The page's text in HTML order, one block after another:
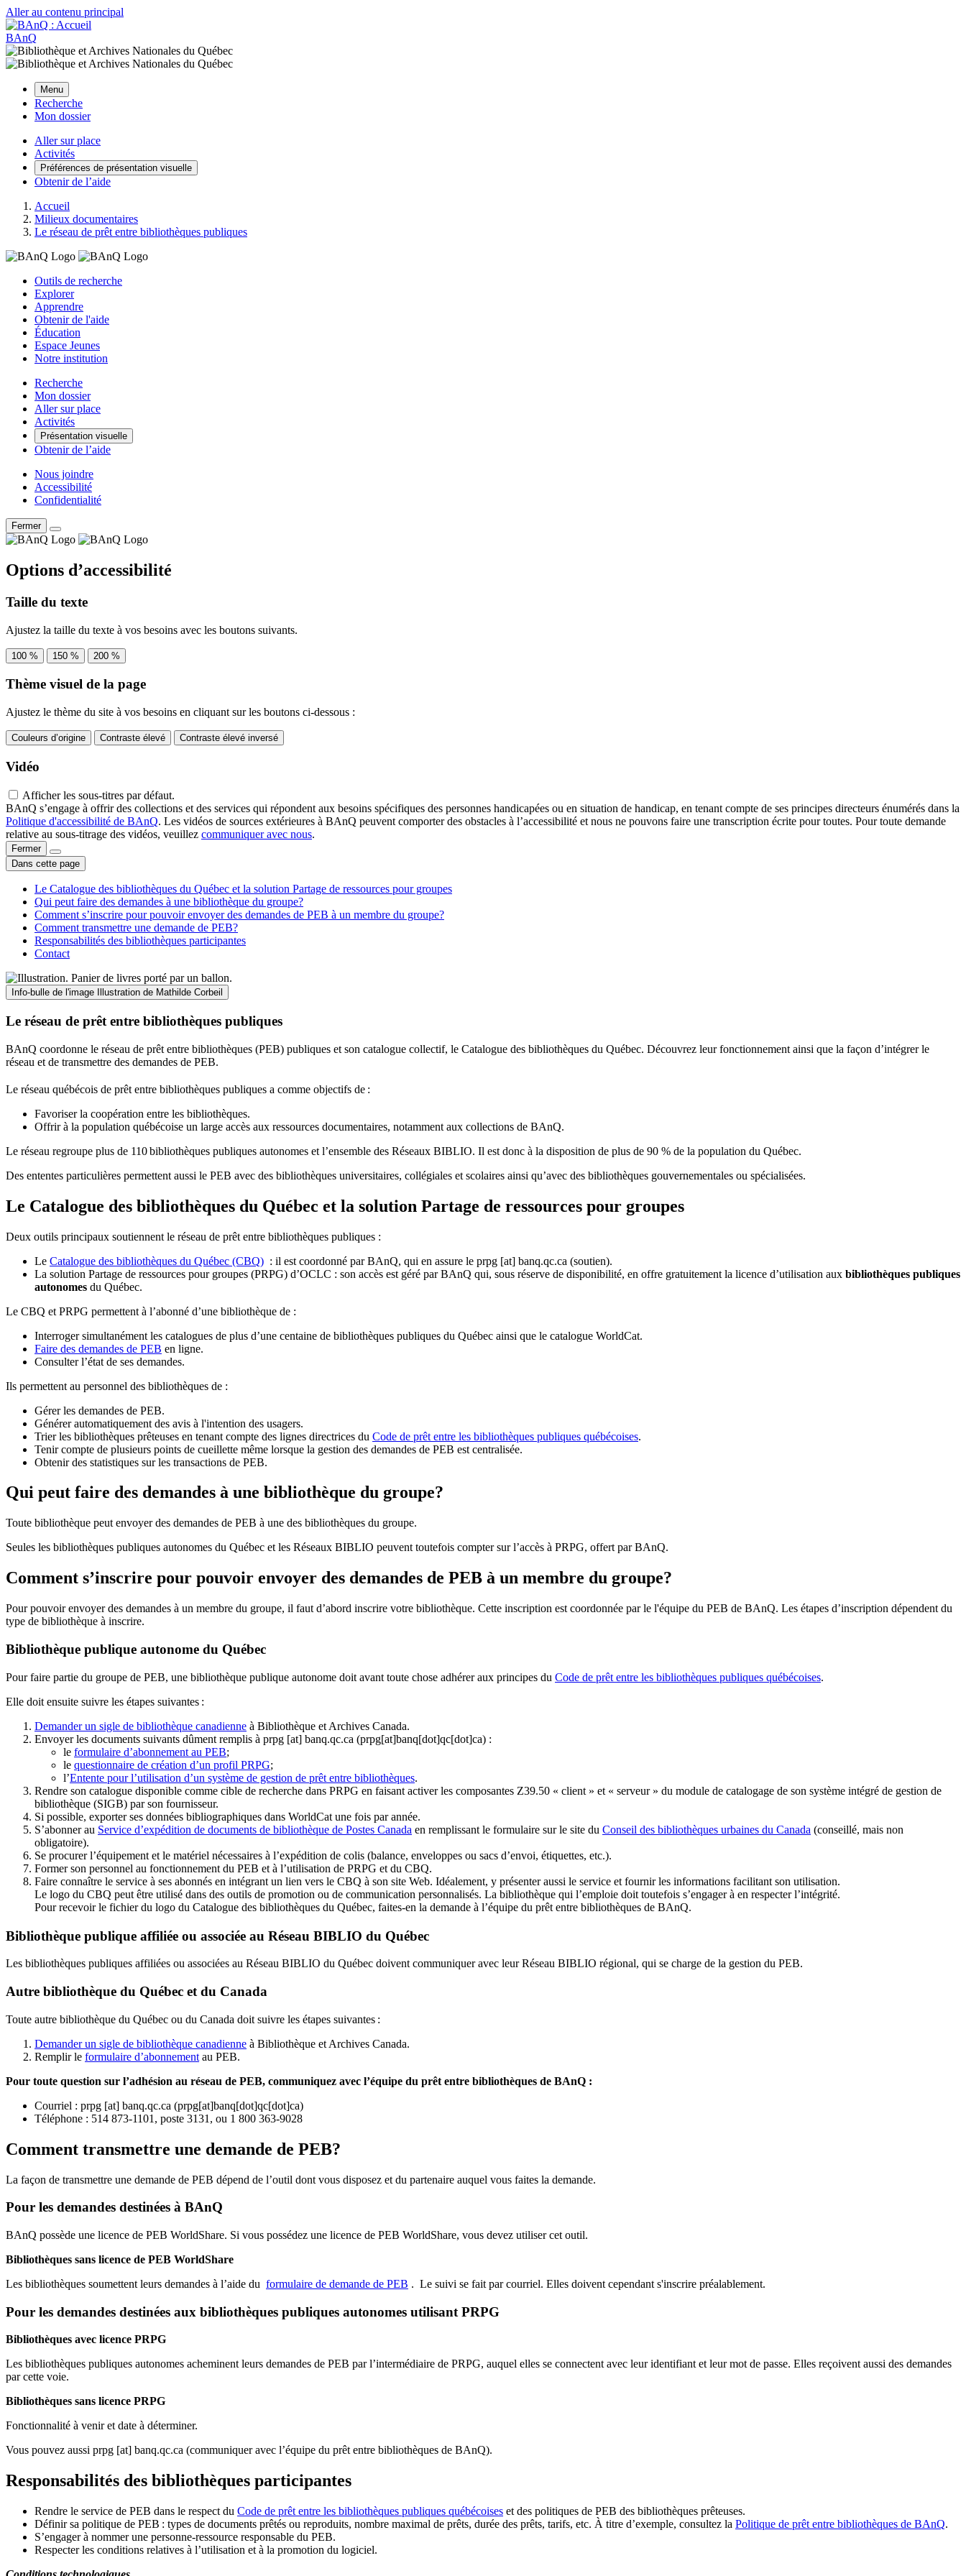
Aller au contenu principal
BAnQ
Menu
Recherche
Mon dossier
Aller sur place
Activités
Préférences de présentation visuelle
Obtenir de l’aide
Accueil
Milieux documentaires
Le réseau de prêt entre bibliothèques publiques
Outils de recherche
Explorer
Apprendre
Obtenir de l'aide
Éducation
Espace Jeunes
Notre institution
Recherche
Mon dossier
Aller sur place
Activités
Présentation visuelle
Obtenir de l’aide
Nous joindre
Accessibilité
Confidentialité
Fermer
Options d’accessibilité
Taille du texte
Ajustez la taille du texte à vos besoins avec les boutons suivants.
100 % 150 % 200 %
Thème visuel de la page
Ajustez le thème du site à vos besoins en cliquant sur les boutons ci-dessous :
Couleurs d’origine Contraste élevé Contraste élevé inversé
Vidéo
Afficher les sous-titres par défaut.
BAnQ s’engage à offrir des collections et des services qui répondent aux besoins spécifiques des personnes handicapées ou en situation de handicap, en tenant compte de ses principes directeurs énumérés dans la
Politique d'accessibilité de BAnQ. Les vidéos de sources extérieures à BAnQ peuvent comporter des obstacles à l’accessibilité et nous ne pouvons faire une transcription écrite pour toutes. Pour toute demande
relative au sous-titrage des vidéos, veuillez communiquer avec nous.
Fermer
Dans cette page
Le Catalogue des bibliothèques du Québec et la solution Partage de ressources pour groupes
Qui peut faire des demandes à une bibliothèque du groupe?
Comment s’inscrire pour pouvoir envoyer des demandes de PEB à un membre du groupe?
Comment transmettre une demande de PEB?
Responsabilités des bibliothèques participantes
Contact
Info-bulle de l'image Illustration de Mathilde Corbeil
Le réseau de prêt entre bibliothèques publiques
BAnQ coordonne le réseau de prêt entre bibliothèques (PEB) publiques et son catalogue collectif, le Catalogue des bibliothèques du Québec. Découvrez leur fonctionnement ainsi que la façon d’intégrer le
réseau et de transmettre des demandes de PEB.
Le réseau québécois de prêt entre bibliothèques publiques a comme objectifs de :
Favoriser la coopération entre les bibliothèques.
Offrir à la population québécoise un large accès aux ressources documentaires, notamment aux collections de BAnQ.
Le réseau regroupe plus de 110bibliothèques publiques autonomes et l’ensemble des Réseaux BIBLIO. Il est donc à la disposition de plus de 90 % de la population du Québec.
Des ententes particulières permettent aussi le PEB avec des bibliothèques universitaires, collégiales et scolaires ainsi qu’avec des bibliothèques gouvernementales ou spécialisées.
Le Catalogue des bibliothèques du Québec et la solution Partage de ressources pour groupes
Deux outils principaux soutiennent le réseau de prêt entre bibliothèques publiques :
Le Catalogue des bibliothèques du Québec (CBQ) : il est coordonné par BAnQ, qui en assure le prpg [at] banq.qc.ca (soutien).
La solution Partage de ressources pour groupes (PRPG) d’OCLC : son accès est géré par BAnQ qui, sous réserve de disponibilité, en offre gratuitement la licence d’utilisation aux bibliothèques publiques
autonomes du Québec.
Le CBQ et PRPG permettent à l’abonné d’une bibliothèque de :
Interroger simultanément les catalogues de plus d’une centaine de bibliothèques publiques du Québec ainsi que le catalogue WorldCat.
Faire des demandes de PEB en ligne.
Consulter l’état de ses demandes.
Ils permettent au personnel des bibliothèques de :
Gérer les demandes de PEB.
Générer automatiquement des avis à l'intention des usagers.
Trier les bibliothèques prêteuses en tenant compte des lignes directrices du Code de prêt entre les bibliothèques publiques québécoises.
Tenir compte de plusieurs points de cueillette même lorsque la gestion des demandes de PEB est centralisée.
Obtenir des statistiques sur les transactions de PEB.
Qui peut faire des demandes à une bibliothèque du groupe?
Toute bibliothèque peut envoyer des demandes de PEB à une des bibliothèques du groupe.
Seules les bibliothèques publiques autonomes du Québec et les Réseaux BIBLIO peuvent toutefois compter sur l’accès à PRPG, offert par BAnQ.
Comment s’inscrire pour pouvoir envoyer des demandes de PEB à un membre du groupe?
Pour pouvoir envoyer des demandes à un membre du groupe, il faut d’abord inscrire votre bibliothèque. Cette inscription est coordonnée par le l'équipe du PEB de BAnQ. Les étapes d’inscription dépendent du
type de bibliothèque à inscrire.
Bibliothèque publique autonome du Québec
Pour faire partie du groupe de PEB, une bibliothèque publique autonome doit avant toute chose adhérer aux principes du Code de prêt entre les bibliothèques publiques québécoises.
Elle doit ensuite suivre les étapes suivantes :
Demander un sigle de bibliothèque canadienne à Bibliothèque et Archives Canada.
Envoyer les documents suivants dûment remplis à prpg [at] banq.qc.ca (prpg[at]banq[dot]qc[dot]ca) :
le formulaire d’abonnement au PEB;
le questionnaire de création d’un profil PRPG;
l’Entente pour l’utilisation d’un système de gestion de prêt entre bibliothèques.
Rendre son catalogue disponible comme cible de recherche dans PRPG en faisant activer les composantes Z39.50 « client » et « serveur » du module de catalogage de son système intégré de gestion de
bibliothèque (SIGB) par son fournisseur.
Si possible, exporter ses données bibliographiques dans WorldCat une fois par année.
S’abonner au Service d’expédition de documents de bibliothèque de Postes Canada en remplissant le formulaire sur le site du Conseil des bibliothèques urbaines du Canada (conseillé, mais non
obligatoire).
Se procurer l’équipement et le matériel nécessaires à l’expédition de colis (balance, enveloppes ou sacs d’envoi, étiquettes, etc.).
Former son personnel au fonctionnement du PEB et à l’utilisation de PRPG et du CBQ.
Faire connaître le service à ses abonnés en intégrant un lien vers le CBQ à son site Web. Idéalement, y présenter aussi le service et fournir les informations facilitant son utilisation.
Le logo du CBQ peut être utilisé dans des outils de promotion ou de communication personnalisés. La bibliothèque qui l’emploie doit toutefois s’engager à en respecter l’intégrité.
Pour recevoir le fichier du logo du Catalogue des bibliothèques du Québec, faites-en la demande à l’équipe du prêt entre bibliothèques de BAnQ.
Bibliothèque publique affiliée ou associée au Réseau BIBLIO du Québec
Les bibliothèques publiques affiliées ou associées au Réseau BIBLIO du Québec doivent communiquer avec leur Réseau BIBLIO régional, qui se charge de la gestion du PEB.
Autre bibliothèque du Québec et du Canada
Toute autre bibliothèque du Québec ou du Canada doit suivre les étapes suivantes :
Demander un sigle de bibliothèque canadienne à Bibliothèque et Archives Canada.
Remplir le formulaire d’abonnement au PEB.
Pour toute question sur l’adhésion au réseau de PEB, communiquez avec l’équipe du prêt entre bibliothèques de BAnQ :
Courriel : prpg [at] banq.qc.ca (prpg[at]banq[dot]qc[dot]ca)
Téléphone : 514 873-1101, poste 3131, ou 1 800 363-9028
Comment transmettre une demande de PEB?
La façon de transmettre une demande de PEB dépend de l’outil dont vous disposez et du partenaire auquel vous faites la demande.
Pour les demandes destinées à BAnQ
BAnQ possède une licence de PEB WorldShare. Si vous possédez une licence de PEB WorldShare, vous devez utiliser cet outil.
Bibliothèques sans licence de PEB WorldShare
Les bibliothèques soumettent leurs demandes à l’aide du formulaire de demande de PEB . Le suivi se fait par courriel. Elles doivent cependant s'inscrire préalablement.
Pour les demandes destinées aux bibliothèques publiques autonomes utilisant PRPG
Bibliothèques avec licence PRPG
Les bibliothèques publiques autonomes acheminent leurs demandes de PEB par l’intermédiaire de PRPG, auquel elles se connectent avec leur identifiant et leur mot de passe. Elles reçoivent aussi des demandes
par cette voie.
Bibliothèques sans licence PRPG
Fonctionnalité à venir et date à déterminer.
Vous pouvez aussi prpg [at] banq.qc.ca (communiquer avec l’équipe du prêt entre bibliothèques de BAnQ).
Responsabilités des bibliothèques participantes
Rendre le service de PEB dans le respect du Code de prêt entre les bibliothèques publiques québécoises et des politiques de PEB des bibliothèques prêteuses.
Définir sa politique de PEB : types de documents prêtés ou reproduits, nombre maximal de prêts, durée des prêts, tarifs, etc. À titre d’exemple, consultez la Politique de prêt entre bibliothèques de BAnQ.
S’engager à nommer une personne-ressource responsable du PEB.
Respecter les conditions relatives à l’utilisation et à la promotion du logiciel.